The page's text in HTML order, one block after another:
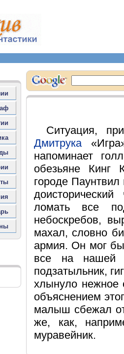
Ситуация,
Дмитрука
напоминает
обезьяне Кинг
городе
ломать все
небоскребов,
махал, словно
армия. Он мог бы
все на нашей
подзатыльник,
хлынуло нежное
объяснением
малыш сбежал
же, как,
муравейник.